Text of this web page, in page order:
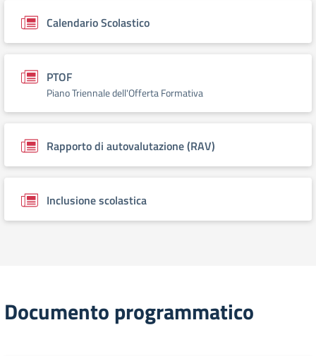
Calendario Scolastico
PTOF
Piano Triennale dell'Offerta Formativa
Rapporto di autovalutazione (RAV)
Inclusione scolastica
Documento programmatico